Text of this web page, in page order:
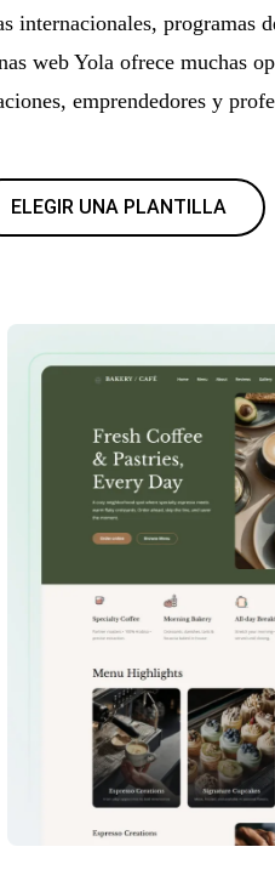
internacionales, programas
web Yola ofrece muchas
emprendedores y
ELEGIR UNA PLANTILLA